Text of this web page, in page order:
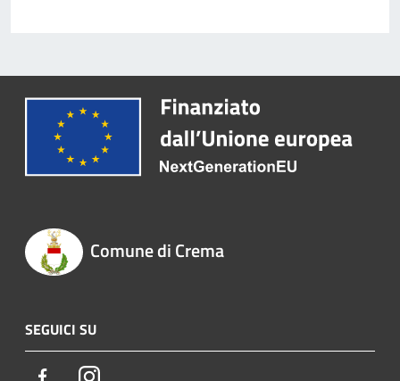
Comune di Crema
SEGUICI SU
FacebookInstagram